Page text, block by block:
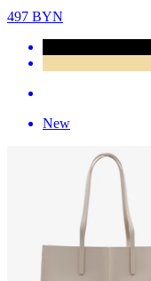
497 BYN
New